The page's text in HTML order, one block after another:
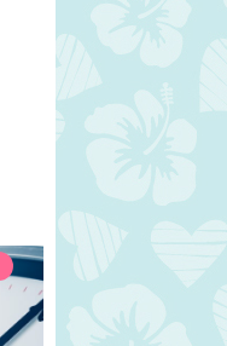
インフラ トラベル